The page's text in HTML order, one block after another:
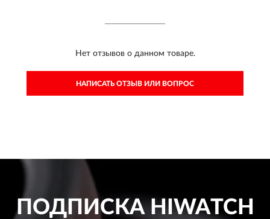
Нет отзывов о данном товаре.
НАПИСАТЬ ОТЗЫВ ИЛИ ВОПРОС
ПОДПИСКАHIWATCH